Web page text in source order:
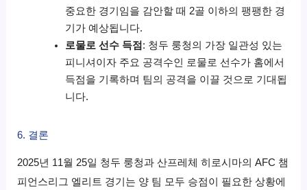
중요한 경기임을 감안할 때 2골 이하의 팽팽한 경
기가 예상됩니다.
로물로 선수 득점 : 청두 룽청의 가장 일관성 있는
피니셔이자 주요 공격수인 로물로 선수가 홈에서
득점을 기록하며 팀의 공격을 이끌 것으로 기대됩
니다.
6. 결론
2025년 11월 25일 청두 룽청과 산프레체 히로시마의 AFC 챔
피언스리그 엘리트 경기는 양 팀 모두 승점이 필요한 상황에